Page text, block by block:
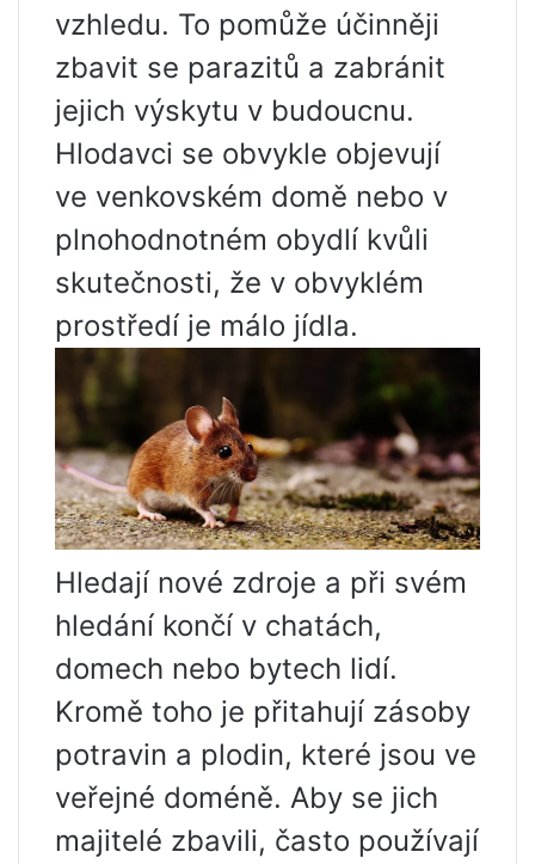
vzhledu. To pomůže účinněji
zbavit se parazitů a zabránit
jejich výskytu v budoucnu.
Hlodavci se obvykle objevují
ve venkovském domě nebo v
plnohodnotném obydlí kvůli
skutečnosti, že v obvyklém
prostředí je málo jídla.
Hledají nové zdroje a při svém
hledání končí v chatách,
domech nebo bytech lidí.
Kromě toho je přitahují zásoby
potravin a plodin, které jsou ve
veřejné doméně. Aby se jich
majitelé zbavili, často používají